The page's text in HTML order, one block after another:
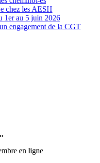
chez les AESH
1er au 5 juin 2026
engagement de la CGT
en ligne